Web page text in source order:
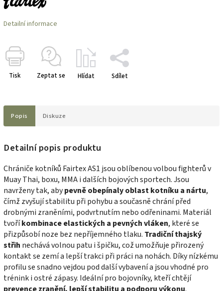
Detailní informace
Tisk Zeptat se Hlídat Sdílet
Popis Diskuze
Detailní popis produktu
Chrániče kotníků Fairtex AS1 jsou oblíbenou volbou fighterů v
Muay Thai, boxu, MMA i dalších bojových sportech. Jsou
navrženy tak, abypevně obepínaly oblast kotníku a nártu,
čímž zvyšují stabilitu při pohybu a současně chrání před
drobnými zraněními, podvrtnutím nebo odřeninami. Materiál
tvoříkombinace elastických a pevných vláken, které se
přizpůsobí noze bez nepříjemného tlaku. Tradiční thajský
střih nechává volnou patu i špičku, což umožňuje přirozený
kontakt se zemí a lepší trakci při práci na nohách. Díky nízkému
profilu se snadno vejdou pod další vybavení a jsou vhodné pro
trénink i ostré zápasy. Ideální pro bojovníky, kteří chtějí